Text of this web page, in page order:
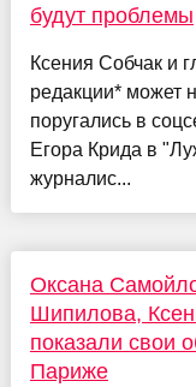
будут проблемы
Ксения Собчак и
редакции* может
поругались в
Егора Крида в
журналис...
Оксана
Шипилова,
показали свои
Париже